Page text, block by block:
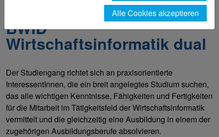
Wirtschaftsinformatik dual (Bachelor of Science)
BWID
Wirtschaftsinformatik dual
Der Studiengang richtet sich an praxisorientierte
InteressentInnen, die ein breit angelegtes Studium suchen,
das alle wichtigen Kenntnisse, Fähigkeiten und Fertigkeiten
für die Mitarbeit im Tätigkeitsfeld der Wirtschaftsinformatik
vermittelt und die gleichzeitig eine Ausbildung in einem der
zugehörigen Ausbildungsberufe absolvieren.
Alle Cookies akzeptieren